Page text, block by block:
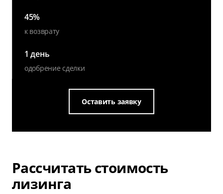
Оставить заявку
45%
к возврату
1 день
одобрение сделки
Рассчитать стоимость
лизинга